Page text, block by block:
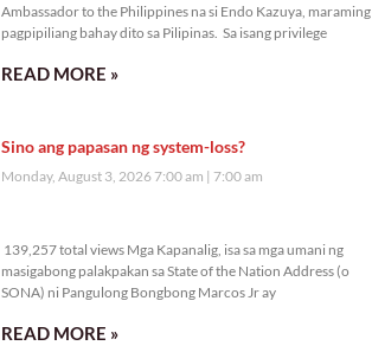
Ambassador to the Philippines na si Endo Kazuya, maraming
pagpipiliang bahay dito sa Pilipinas. Sa isang privilege
READ MORE »
Sino ang papasan ng system-loss?
Monday, August 3, 2026 7:00 am 7:00 am
139,257 total views Mga Kapanalig, isa sa mga umani ng
masigabong palakpakan sa State of the Nation Address (o
SONA) ni Pangulong Bongbong Marcos Jr ay
READ MORE »